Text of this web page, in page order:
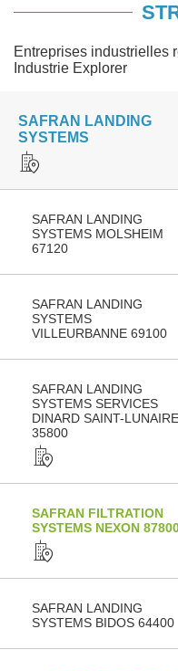
Entreprises industrielles
Industrie Explorer
SAFRAN LANDING
SYSTEMS
SAFRAN LANDING
SYSTEMS MOLSHEIM
67120
SAFRAN LANDING
SYSTEMS
VILLEURBANNE 69100
SAFRAN LANDING
SYSTEMS SERVICES
DINARD SAINT-LUNAIRE
35800
SAFRAN FILTRATION
SYSTEMS NEXON
SAFRAN LANDING
SYSTEMS BIDOS 64400